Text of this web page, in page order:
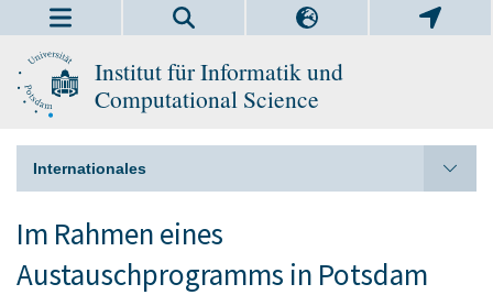
Institut für Informatik und
Computational Science
Internationales
Im Rahmen eines
Austauschprogramms in Potsdam